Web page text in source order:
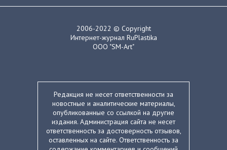
2006-2022 © Copyright
Интернет-журнал RuPlastika
ООО "SM-Art"
Редакция не несет ответственности за
новостные и аналитические материалы,
опубликованные со ссылкой на другие
издания. Администрация сайта не несет
ответственность за достоверность отзывов,
оставленных на сайте. Ответственность за